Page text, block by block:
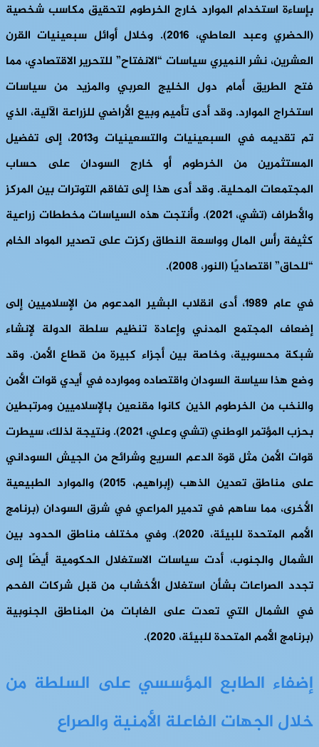
بإساءة استخدام الموارد خارج الخرطوم لتحقيق مكاسب شخصية
(الحضري وعبد العاطي، 2016). وخلال أوائل سبعينيات القرن
العشرين، نشر النميري سياسات “الانفتاح” للتحرير الاقتصادي، مما
فتح الطريق أمام دول الخليج العربي والمزيد من سياسات
استخراج الموارد. وقد أدى تأميم وبيع الأراضي للزراعة الآلية، الذي
تم تقديمه في السبعينيات والتسعينيات و2013، إلى تفضيل
المستثمرين من الخرطوم أو خارج السودان على حساب
المجتمعات المحلية. وقد أدى هذا إلى تفاقم التوترات بين المركز
والأطراف (تشي، 2021). وأنتجت هذه السياسات مخططات زراعية
كثيفة رأس المال وواسعة النطاق ركزت على تصدير المواد الخام
“للحاق” اقتصاديًا (النور، 2008).
في عام 1989، أدى انقلاب البشير المدعوم من الإسلاميين إلى
إضعاف المجتمع المدني وإعادة تنظيم سلطة الدولة لإنشاء
شبكة محسوبية، وخاصة بين أجزاء كبيرة من قطاع الأمن. وقد
وضع هذا سياسة السودان واقتصاده وموارده في أيدي قوات الأمن
والنخب من الخرطوم الذين كانوا مقنعين بالإسلاميين ومرتبطين
بحزب المؤتمر الوطني (تشي وعلي، 2021). ونتيجة لذلك، سيطرت
قوات الأمن مثل قوة الدعم السريع وشرائح من الجيش السوداني
على مناطق تعدين الذهب (إبراهيم، 2015) والموارد الطبيعية
الأخرى، مما ساهم في تدمير المراعي في شرق السودان (برنامج
الأمم المتحدة للبيئة، 2020). وفي مختلف مناطق الحدود بين
الشمال والجنوب، أدت سياسات الاستغلال الحكومية أيضًا إلى
تجدد الصراعات بشأن استغلال الأخشاب من قبل شركات الفحم
في الشمال التي تعدت على الغابات من المناطق الجنوبية
(برنامج الأمم المتحدة للبيئة، 2020).
إضفاء الطابع المؤسسي على السلطة من
خلال الجهات الفاعلة الأمنية والصراع